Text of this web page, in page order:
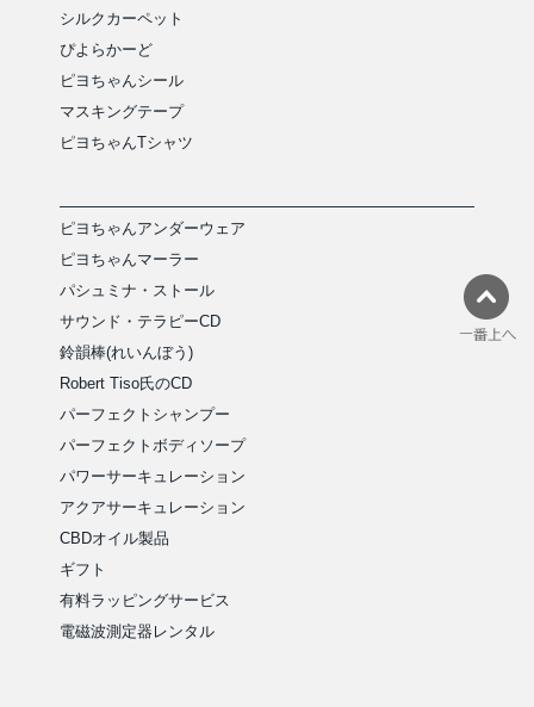
シルクカーペット
ぴよらかーど
ピヨちゃんシール
マスキングテープ
ピヨちゃんTシャツ
ピヨちゃんアンダーウェア
ピヨちゃんマーラー
パシュミナ・ストール
サウンド・テラピーCD
鈴韻棒(れいんぼう)
Robert Tiso氏のCD
パーフェクトシャンプー
パーフェクトボディソープ
パワーサーキュレーション
アクアサーキュレーション
CBDオイル製品
ギフト
有料ラッピングサービス
電磁波測定器レンタル